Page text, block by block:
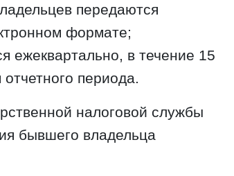
передаются
формате;
ежеквартально, в течение 15
периода.
налоговой службы
бывшего владельца